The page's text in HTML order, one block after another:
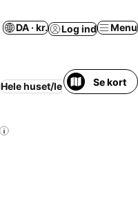
DA · kr. Log ind Menu
Hele huset/lejlighedenSe kort